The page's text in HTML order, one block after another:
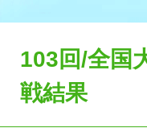
103回/全国
戦結果